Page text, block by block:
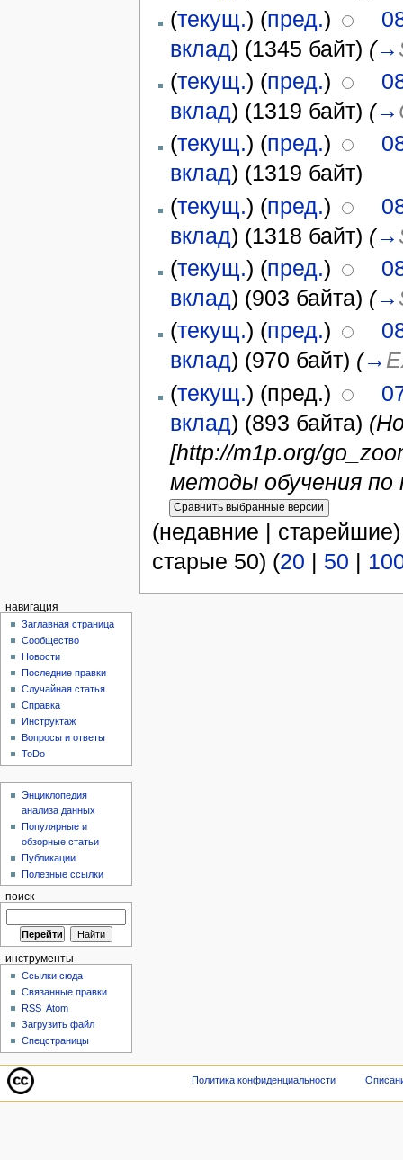
(текущ.) (пред.)
вклад) (1345 байт) (→
(текущ.) (пред.)
вклад) (1319 байт) (→
(текущ.) (пред.)
вклад) (1319 байт)
(текущ.) (пред.)
вклад) (1318 байт) (→
(текущ.) (пред.)
вклад) (903 байта) (→
(текущ.) (пред.)
вклад) (970 байт) (→
(текущ.) (пред.)
вклад) (893 байта)
[http://m1p.org/
методы обучения по
(недавние |
старые 50) (20 | 50 |
навигация
Заглавная страница
Сообщество
Новости
Последние правки
Случайная статья
Справка
Инструктаж
Вопросы и ответы
ToDo
Энциклопедия
анализа данных
Популярные и
обзорные статьи
Публикации
Полезные ссылки
поиск
инструменты
Ссылки сюда
Связанные правки
RSS Atom
Загрузить файл
Спецстраницы
Политика конфиденциальности